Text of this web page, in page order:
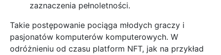
zaznaczenia pełnoletności.
Takie postępowanie pociąga młodych graczy i
pasjonatów komputerów komputerowych. W
odróżnieniu od czasu platform NFT, jak na przykład